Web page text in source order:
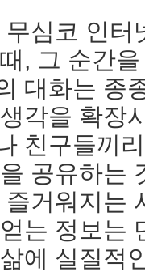
무심코 인터
, 그 순간
대화는 종
각을 확장
친구들끼
공유하는
즐거워지는
는 정보는
에 실질적